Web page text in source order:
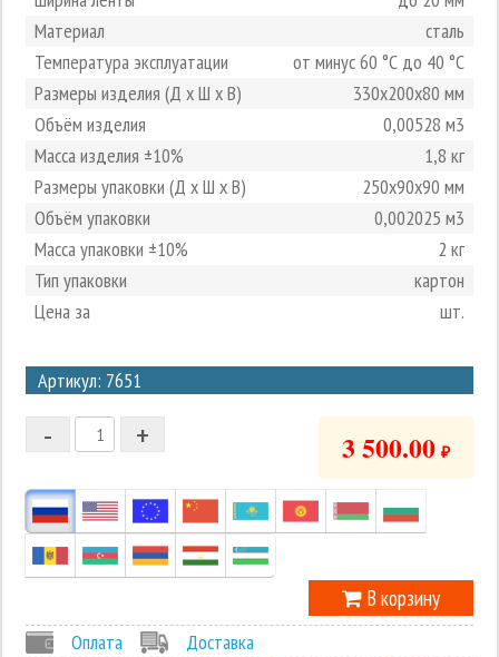
Материал
сталь
Температура эксплуатации
от минус 60 °С до 40 °С
Размеры изделия (Д х Ш х В)
330х200х80 мм
Объём изделия
0,00528 м3
Масса изделия ±10%
1,8 кг
Размеры упаковки (Д х Ш х В)
250х90х90 мм
Объём упаковки
0,002025 м3
Масса упаковки ±10%
2 кг
Тип упаковки
картон
Цена за
шт.
Артикул: 7651
2
1
-1
+
- 3 500.00 ₽
В корзину
Оплата
Доставка